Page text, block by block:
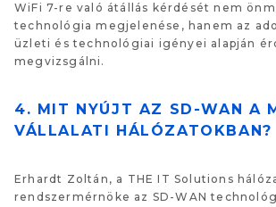
WiFi 7-re való átállás kérdését nem
technológia megjelenése, hanem az
üzleti és technológiai igényei alapján
megvizsgálni.
4. MIT NYÚJT AZ SD-WAN A
VÁLLALATI HÁLÓZATOKBAN?
Erhardt Zoltán, a THE IT Solutions
rendszermérnöke az SD-WAN